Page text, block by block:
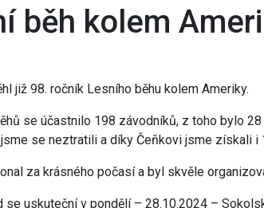
běh kolem
již 98. ročník Lesního běhu kolem Ameriky.
se účastnilo 198 závodníků, z toho bylo
se neztratili a díky Čeňkovi jsme získali
za krásného počasí a byl skvěle
se uskuteční v pondělí – 28.10.2024 –